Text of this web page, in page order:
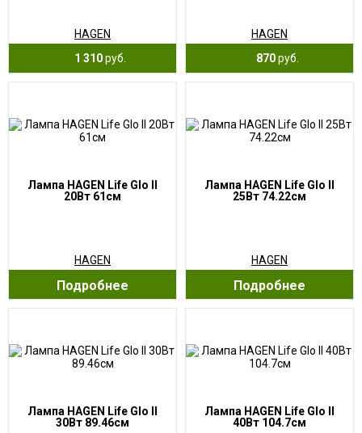
HAGEN
1 310руб.
HAGEN
870руб.
Лампа HAGEN Life Glo II
20Вт 61см
HAGEN
Подробнее
Лампа HAGEN Life Glo II
25Вт 74.22см
HAGEN
Подробнее
Лампа HAGEN Life Glo II
30Вт 89.46см
Лампа HAGEN Life Glo II
40Вт 104.7см